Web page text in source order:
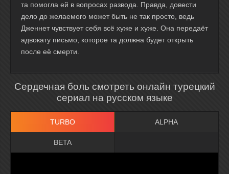
та помогла ей в вопросах развода. Правда, довести
дело до желаемого может быть не так просто, ведь
Дженнет чувствует себя всё хуже и хуже. Она передаёт
адвокату письмо, которое та должна будет открыть
после её смерти.
Сердечная боль смотреть онлайн турецкий
сериал на русском языке
TURBO ALPHA
BETA